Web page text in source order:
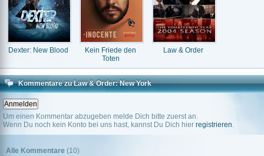
Dexter: New Blood
Kein Friede den
Toten
Law & Order
Kommentare zu Law & Order: New York
Um einen Kommentar abzugeben melde Dich bitte zuerst an.
Wenn Du noch kein Konto bei uns hast, kannst Du Dich hier registrieren.
Alle Kommentare (10)